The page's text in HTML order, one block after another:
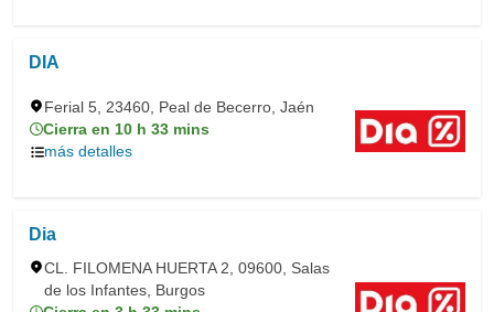
DIA
Ferial 5, 23460, Peal de Becerro, Jaén
Cierra en 10 h 33 mins
más detalles
Dia
CL. FILOMENA HUERTA 2, 09600, Salas
de los Infantes, Burgos